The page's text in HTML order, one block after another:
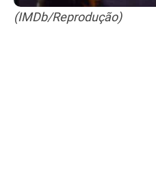
(IMDb/Reprodução)